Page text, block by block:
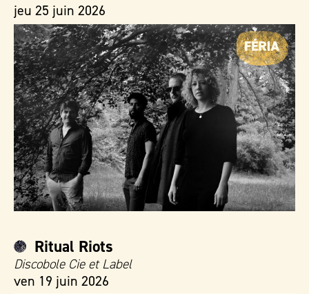
jeu 25 juin 2026
Ritual Riots
Discobole Cie et Label
ven 19 juin 2026